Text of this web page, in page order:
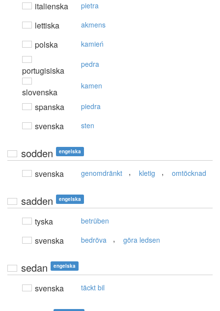
italienska pietra
lettiska akmens
polska kamień
portugisiska
pedra
slovenska
kamen
spanska piedra
svenska sten
sodden engelska
svenska genomdränkt , kletig , omtöcknad
sadden engelska
tyska betrüben
svenska bedröva , göra ledsen
sedan engelska
svenska täckt bil